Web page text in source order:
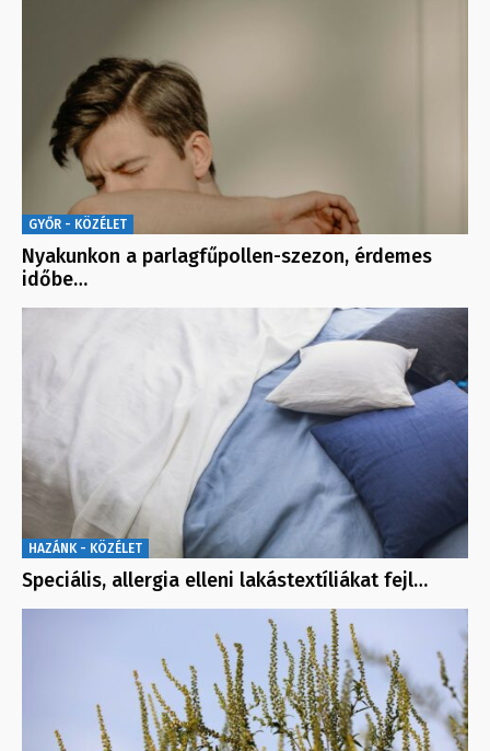
GYŐR - KÖZÉLET
Nyakunkon a parlagfűpollen-szezon, érdemes
időbe…
HAZÁNK - KÖZÉLET
Speciális, allergia elleni lakástextíliákat fejl…